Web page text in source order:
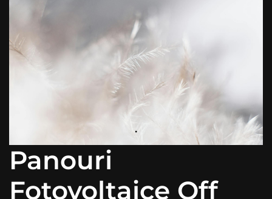
Panouri
Fotovoltaice Off